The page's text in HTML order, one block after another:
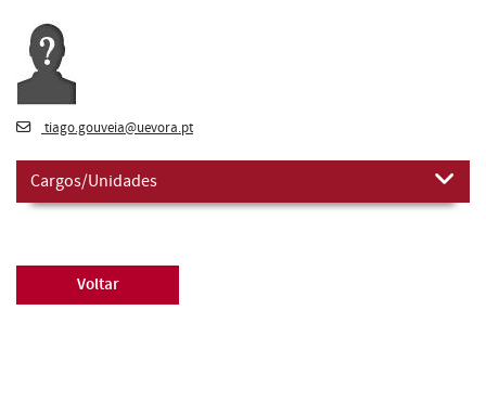
tiago.gouveia@uevora.pt
Cargos/Unidades
Voltar